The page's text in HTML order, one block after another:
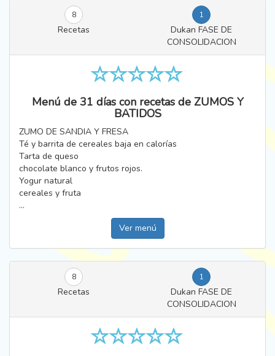
8 1
Recetas
Dukan FASE DE
CONSOLIDACION
Menú de 31 días con recetas de ZUMOS Y
BATIDOS
ZUMO DE SANDIA Y FRESA
Té y barrita de cereales baja en calorías
Tarta de queso
chocolate blanco y frutos rojos.
Yogur natural
cereales y fruta
...
Ver menú
8 1
Recetas
Dukan FASE DE
CONSOLIDACION